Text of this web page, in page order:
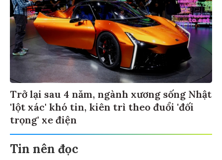
Trở lại sau 4 năm, ngành xương sống Nhật
'lột xác' khó tin, kiên trì theo đuổi 'đối
trọng' xe điện
Tin nên đọc